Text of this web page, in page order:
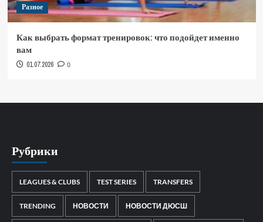
Разное
Как выбрать формат тренировок: что подойдет именно
вам
01.07.2026 0
Рубрики
LEAGUES & CLUBS TEST SERIES TRANSFERS
TRENDING НОВОСТИ НОВОСТИ ДЮСШ